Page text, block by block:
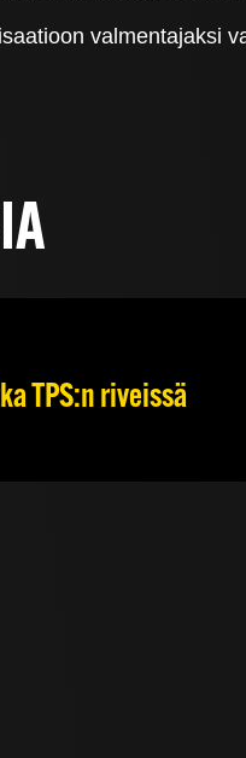
valmentajaksi
TPS:n riveissä